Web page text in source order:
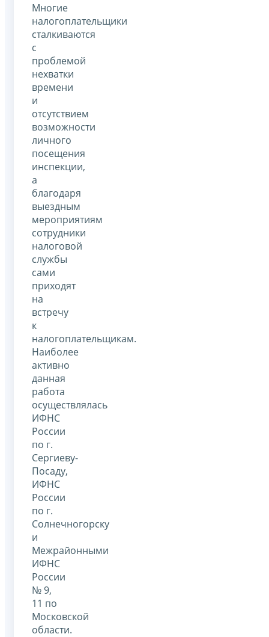
Многие
налогоплательщики
сталкиваются
с
проблемой
нехватки
времени
и
отсутствием
возможности
личного
посещения
инспекции,
а
благодаря
выездным
мероприятиям
сотрудники
налоговой
службы
сами
приходят
на
встречу
к
налогоплательщикам.
Наиболее
активно
данная
работа
осуществлялась
ИФНС
России
по г.
Сергиеву-
Посаду,
ИФНС
России
по г.
Солнечногорску
и
Межрайонными
ИФНС
России
№ 9,
11 по
Московской
области.